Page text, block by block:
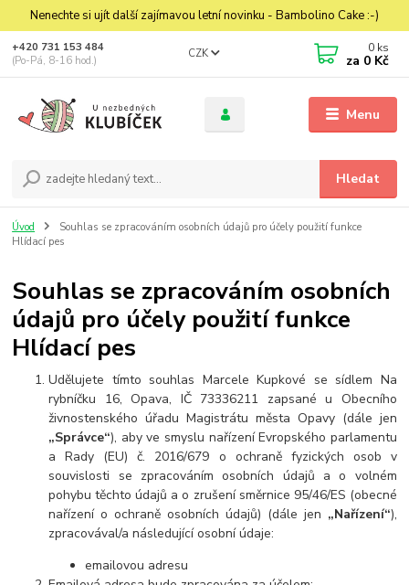
Nenechte si ujít další zajímavou letní novinku - Bambolino Cake :-)
Menu
CZK
Hledat
+420 731 153 484
(Po-Pá, 8-16 hod.)
0 ks
za 0 Kč
Úvod
Souhlas se zpracováním osobních údajů pro účely použití funkce
Hlídací pes
Souhlas se zpracováním osobních
údajů pro účely použití funkce
Hlídací pes
Udělujete tímto souhlas Marcele Kupkové se sídlem Na
rybníčku 16, Opava, IČ 73336211 zapsané u Obecního
živnostenského úřadu Magistrátu města Opavy (dále jen
„Správce“), aby ve smyslu nařízení Evropského parlamentu
a Rady (EU) č. 2016/679 o ochraně fyzických osob v
souvislosti se zpracováním osobních údajů a o volném
pohybu těchto údajů a o zrušení směrnice 95/46/ES (obecné
nařízení o ochraně osobních údajů) (dále jen „Nařízení“),
zpracovával/a následující osobní údaje:
emailovou adresu